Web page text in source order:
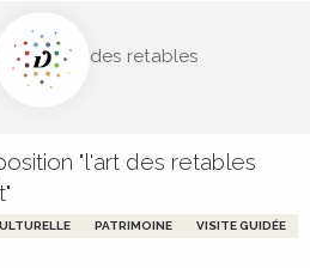
"l'art des retables
"l'art des retables
PATRIMOINE VISITE GUIDÉE